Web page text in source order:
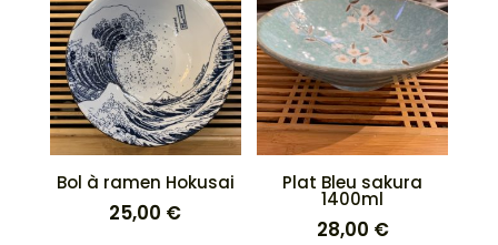
Bol à ramen Hokusai
25,00 €
Plat Bleu sakura
1400ml
28,00 €